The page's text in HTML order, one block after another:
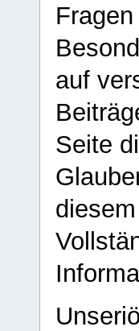
auf
Seite